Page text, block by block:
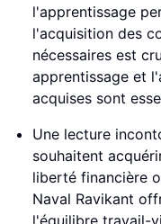
l'apprentissage
l'acquisition des
nécessaires est
apprentissage et
acquises sont
Une lecture
souhaitent
liberté financière
Naval Ravikant
l'équilibre travail-